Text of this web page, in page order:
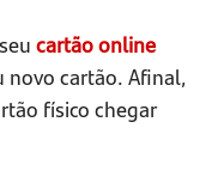
cartão online
novo cartão. Afinal,
físico chegar